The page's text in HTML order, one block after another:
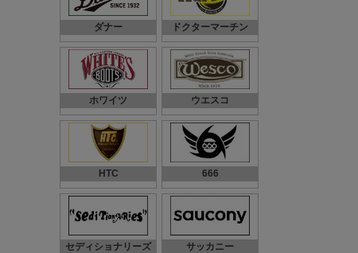
ダナー ドクターマーチン
ホワイツ ウエスコ
HTC 666
セディショナリーズ サッカニー